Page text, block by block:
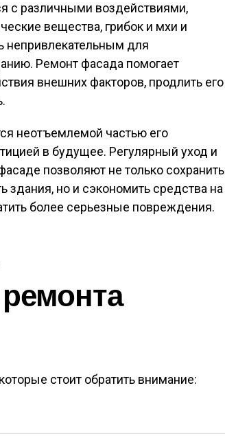
с различными воздействиями,
вещества, грибок и мхи и
непривлекательным для
Ремонт фасада помогает
внешних факторов, продлить его
неотъемлемой частью его
в будущее. Регулярный уход и
позволяют не только сохранить
здания, но и сэкономить средства на
более серьезные повреждения.
стоит обратить внимание: